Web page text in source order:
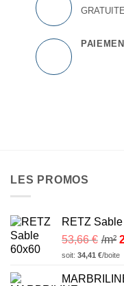
LES PROMOS
RETZ
53,66€ /m²
soit: 34,41 €/boite